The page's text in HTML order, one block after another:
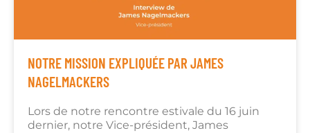
NOTRE MISSION EXPLIQUÉE PAR JAMES
NAGELMACKERS
Lors de notre rencontre estivale du 16 juin
dernier, notre Vice-président, James